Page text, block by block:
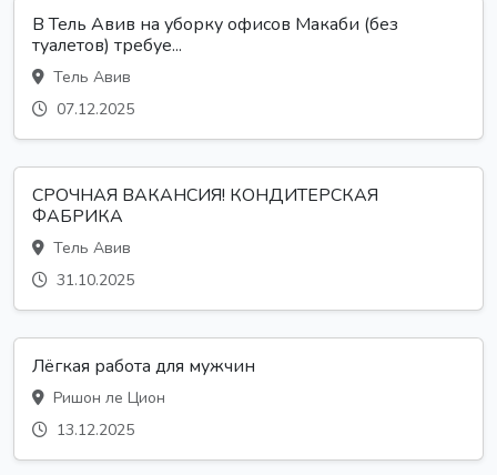
В Тель Авив на уборку офисов Макаби (без
туалетов) требуе...
Тель Авив
07.12.2025
СРОЧНАЯ ВАКАНСИЯ! КОНДИТЕРСКАЯ
ФАБРИКА
Тель Авив
31.10.2025
Лёгкая работа для мужчин
Ришон ле Цион
13.12.2025